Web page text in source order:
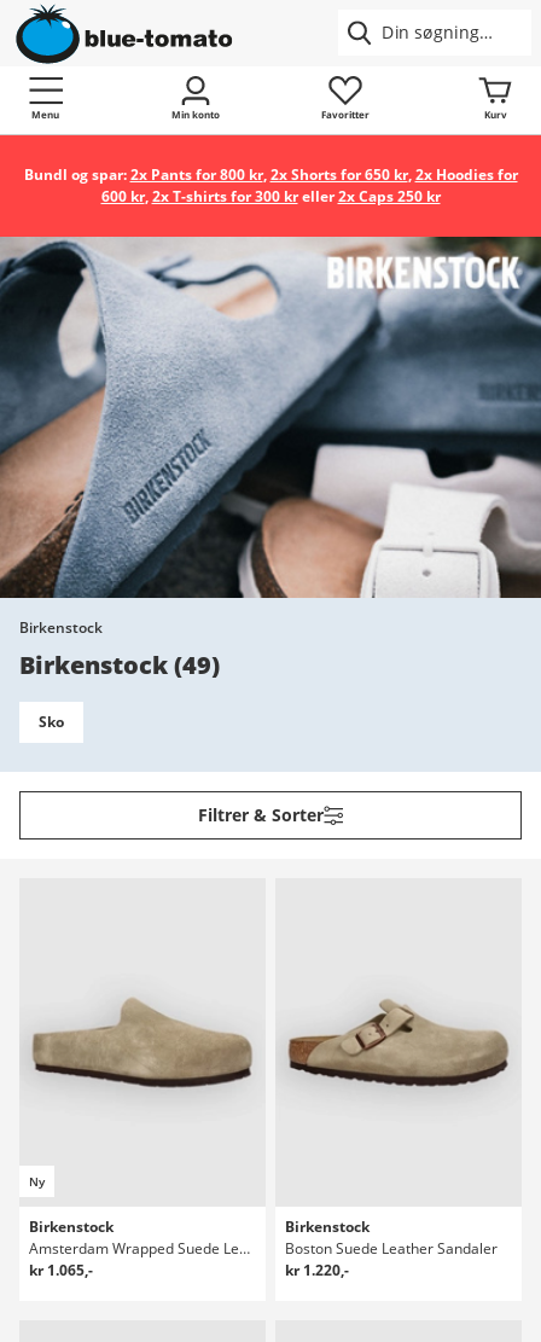
Menu Min konto Favoritter Kurv
Bundl og spar:2x Pants for 800 kr,2x Shorts for 650 kr,2x Hoodies for
600 kr,2x T-shirts for 300 kreller2x Caps 250 kr
Birkenstock
Birkenstock(49)
Sko
Filtrer & Sorter
Ny
Birkenstock
Amsterdam Wrapped Suede Leather Sandaler
kr 1.065,-
Birkenstock
Boston Suede Leather Sandaler
kr 1.220,-